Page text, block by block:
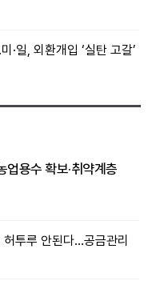
일, 외환개입 ‘실탄 고갈’
업용수 확보·취약계층
투루 안된다...공금관리